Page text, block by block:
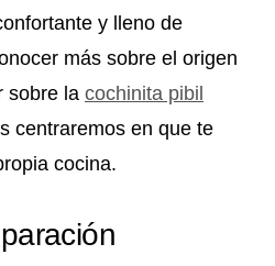
y lleno de
más sobre el origen
sobre la cochinita pibil
centraremos en que te
cocina.